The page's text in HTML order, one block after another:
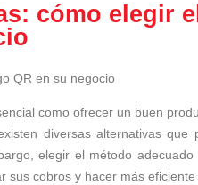
cómo elegir
como ofrecer un buen
diversas alternativas
elegir el método
sus cobros y hacer más